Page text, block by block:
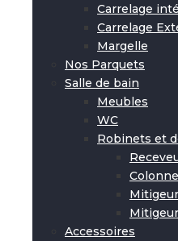
Carrelage
Carrelage
Margelle
Nos Parquets
Salle de bain
Meubles
WC
Robinets et
Accessoires